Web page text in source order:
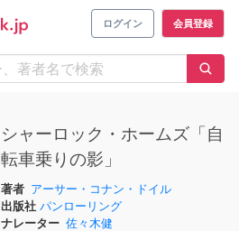
ログイン 会員登録
シャーロック・ホームズ「自
転車乗りの影」
著者 アーサー・コナン・ドイル
出版社 パンローリング
ナレーター 佐々木健